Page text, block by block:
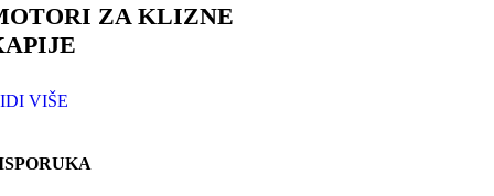
ZA KLIZNE
VIŠE